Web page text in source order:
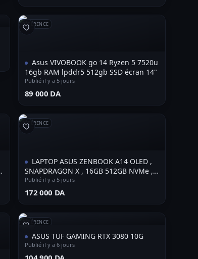
RÉFÉRENCE
Asus VIVOBOOK go 14 Ryzen 5 7520u
16gb RAM lpddr5 512gb SSD écran 14"
Publié il y a 5 jours
⁦89 000 DA⁩
RÉFÉRENCE
LAPTOP ASUS ZENBOOK A14 OLED ,
SNAPDRAGON X , 16GB 512GB NVMe ,
14" OLED
Publié il y a 5 jours
⁦172 000 DA⁩
RÉFÉRENCE
ASUS TUF GAMING RTX 3080 10G
Publié il y a 6 jours